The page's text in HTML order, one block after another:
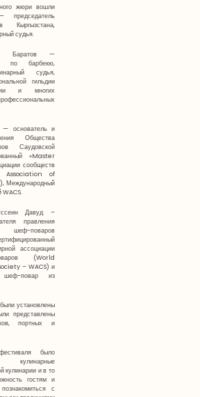
жюри вошли
Кыргызстана,
судья.
Баратов —
по барбекю,
судья,
гильдии
и многих
основатель и
Общества
Саудовской
«Master
сообществ
Association of
Международный
WACS.
Давуд –
правления
шеф-поваров
ассоциации
(World
– WACS) и
повар из
установлены
представлены
портных и
было
кулинарные
кулинарии и в то
гостям и
с